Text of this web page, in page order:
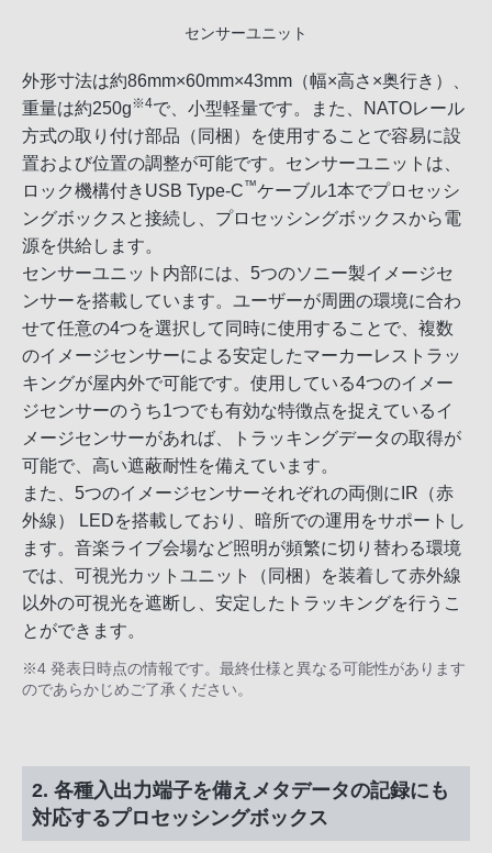
センサーユニット
外形寸法は約86mm×60mm×43mm（幅×高さ×奥行き）、
重量は約250g※4で、小型軽量です。また、NATOレール
方式の取り付け部品（同梱）を使用することで容易に設
置および位置の調整が可能です。センサーユニットは、
ロック機構付きUSB Type-C™ケーブル1本でプロセッシ
ングボックスと接続し、プロセッシングボックスから電
源を供給します。
センサーユニット内部には、5つのソニー製イメージセ
ンサーを搭載しています。ユーザーが周囲の環境に合わ
せて任意の4つを選択して同時に使用することで、複数
のイメージセンサーによる安定したマーカーレストラッ
キングが屋内外で可能です。使用している4つのイメー
ジセンサーのうち1つでも有効な特徴点を捉えているイ
メージセンサーがあれば、トラッキングデータの取得が
可能で、高い遮蔽耐性を備えています。
また、5つのイメージセンサーそれぞれの両側にIR（赤
外線） LEDを搭載しており、暗所での運用をサポートし
ます。音楽ライブ会場など照明が頻繁に切り替わる環境
では、可視光カットユニット（同梱）を装着して赤外線
以外の可視光を遮断し、安定したトラッキングを行うこ
とができます。
※4 発表日時点の情報です。最終仕様と異なる可能性があります
のであらかじめご了承ください。
2. 各種入出力端子を備えメタデータの記録にも
対応するプロセッシングボックス